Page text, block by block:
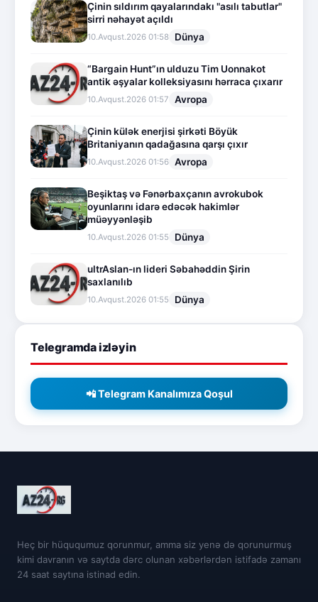
Çinin sıldırım qayalarındakı "asılı tabutlar"
sirri nəhayət açıldı
10.Avqust.2026 01:58 Dünya
“Bargain Hunt”ın ulduzu Tim Uonnakot
antik əşyalar kolleksiyasını hərraca çıxarır
10.Avqust.2026 01:57 Avropa
Çinin külək enerjisi şirkəti Böyük
Britaniyanın qadağasına qarşı çıxır
10.Avqust.2026 01:56 Avropa
Beşiktaş və Fənərbaxçanın avrokubok
oyunlarını idarə edəcək hakimlər
müəyyənləşib
10.Avqust.2026 01:55 Dünya
ultrAslan-ın lideri Səbahəddin Şirin
saxlanılıb
10.Avqust.2026 01:55 Dünya
Telegramda izləyin
📲 Telegram Kanalımıza Qoşul
Heç bir hüququmuz qorunmur, amma siz yenə də qorunurmuş
kimi davranın və saytda dərc olunan xəbərlərdən istifadə zamanı
24 saat saytına istinad edin.